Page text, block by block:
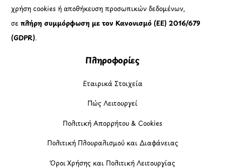
χρήση cookies ή αποθήκευση προσωπικών δεδομένων,
σεπλήρη συμμόρφωση με τον Κανονισμό (ΕΕ) 2016/679
(GDPR).
Πληροφορίες
Εταιρικά Στοιχεία
Πώς Λειτουργεί
Πολιτική Απορρήτου & Cookies
Πολιτική Πλουραλισμού και Διαφάνειας
Όροι Χρήσης και Πολιτική Λειτουργίας